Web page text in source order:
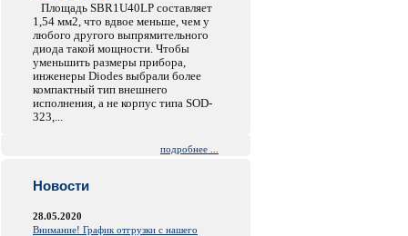
Площадь SBR1U40LP составляет
1,54 мм2, что вдвое меньше, чем у
любого другого выпрямительного
диода такой мощности. Чтобы
уменьшить размеры прибора,
инженеры Diodes выбрали более
компактный тип внешнего
исполнения, а не корпус типа SOD-
323,...
подробнее ...
Новости
28.05.2020
Внимание! График отгрузки с нашего